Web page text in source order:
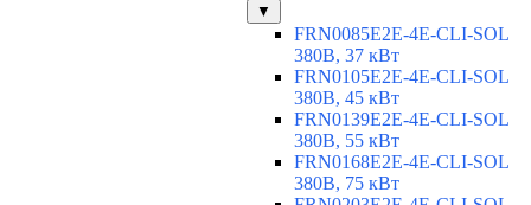
▼
FRN0085E2E-4E-CLI-SOL
380В, 37 кВт
FRN0105E2E-4E-CLI-SOL
380В, 45 кВт
FRN0139E2E-4E-CLI-SOL
380В, 55 кВт
FRN0168E2E-4E-CLI-SOL
380В, 75 кВт